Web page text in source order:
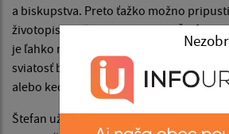
a biskupstva. Preto ťažko možno
životopiscov, že Gejzovho syna Štefana
je ľahko možné, že pražský biskup
sviatosť birmovania počas niektorej cesty
alebo keď sa vracal naspäť.
Štefan už od skorej mladosti prejavoval